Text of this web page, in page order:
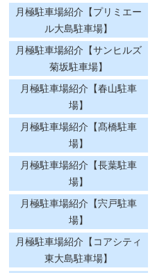
月極駐車場紹介【プリミエー
ル大島駐車場】
月極駐車場紹介【サンヒルズ
菊坂駐車場】
月極駐車場紹介【春山駐車
場】
月極駐車場紹介【髙橋駐車
場】
月極駐車場紹介【長葉駐車
場】
月極駐車場紹介【宍戸駐車
場】
月極駐車場紹介【コアシティ
東大島駐車場】